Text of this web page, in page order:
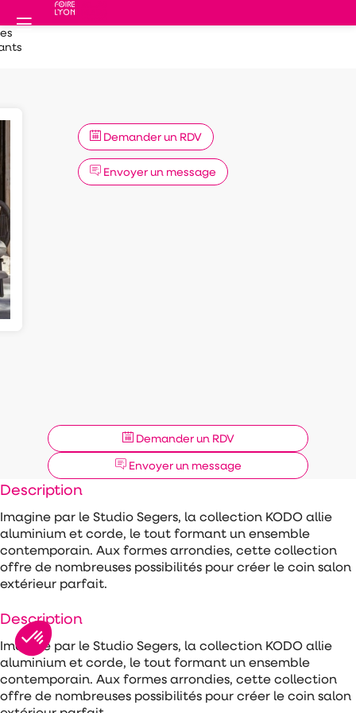
Demander un RDV
Envoyer un message
Demander un RDV
Envoyer un message
Description
Imagine par le Studio Segers, la collection KODO allie
aluminium et corde, le tout formant un ensemble
contemporain. Aux formes arrondies, cette collection
offre de nombreuses possibilités pour créer le coin salon
extérieur parfait.
Description
Imagine par le Studio Segers, la collection KODO allie
aluminium et corde, le tout formant un ensemble
contemporain. Aux formes arrondies, cette collection
offre de nombreuses possibilités pour créer le coin salon